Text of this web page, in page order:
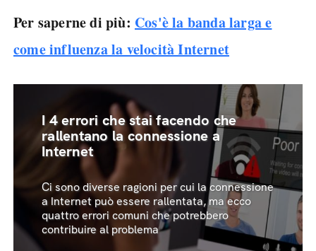
Per saperne di più: Cos'è la banda larga e
come influenza la velocità Internet
I 4 errori che stai facendo che
rallentano la connessione a
Internet
Ci sono diverse ragioni per cui la connessione
a Internet può essere rallentata, ma ecco
quattro errori comuni che potrebbero
contribuire al problema